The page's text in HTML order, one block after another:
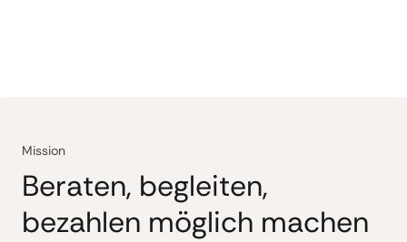
Mission
Beraten, begleiten,
bezahlen möglich machen